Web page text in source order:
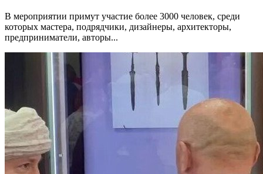
В мероприятии примут участие более 3000 человек, среди
которых мастера, подрядчики, дизайнеры, архитекторы,
предприниматели, авторы...